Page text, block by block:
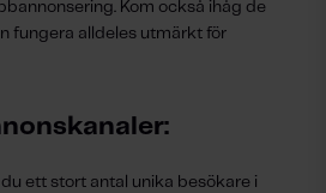
Kom också ihåg de
fungera alldeles utmärkt för
ett stort antal unika besökare i